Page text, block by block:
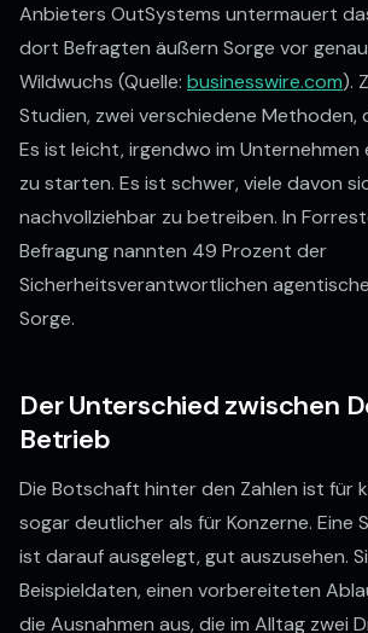
Anbieters OutSystems untermauert
dort Befragten äußern Sorge vor
Wildwuchs (Quelle: businesswire.com).
Studien, zwei verschiedene Methoden,
Es ist leicht, irgendwo im Unternehmen
zu starten. Es ist schwer, viele davon
nachvollziehbar zu betreiben. In
Befragung nannten 49 Prozent der
Sicherheitsverantwortlichen
Sorge.
Der Unterschied zwischen
Betrieb
Die Botschaft hinter den Zahlen ist für
sogar deutlicher als für Konzerne. Eine
ist darauf ausgelegt, gut auszusehen.
Beispieldaten, einen vorbereiteten
die Ausnahmen aus, die im Alltag zwei